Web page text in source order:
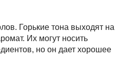
Горькие тона выходят на
Их могут носить
но он дает хорошее